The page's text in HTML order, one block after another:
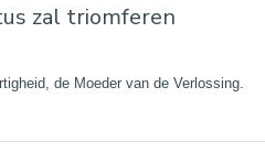
zal triomferen
de Moeder van de Verlossing.